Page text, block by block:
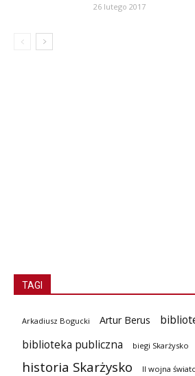
26 lutego 2017
TAGI
Arkadiusz Bogucki Artur Berus
biblioteka publiczna
biegi Skarżysko
historia Skarżysko II wojna